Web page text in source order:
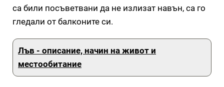
са били посъветвани да не излизат навън, са го
гледали от балконите си.
Лъв - описание, начин на живот и
местообитание